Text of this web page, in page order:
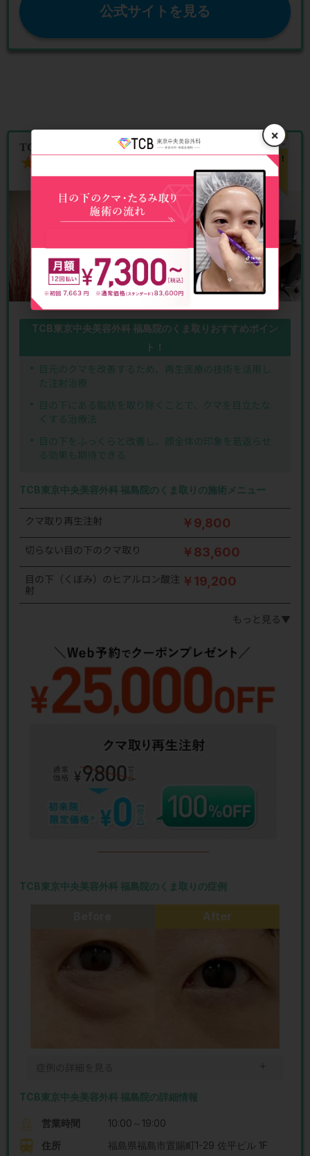
公式サイトを見る
TCB東京中央美容外科 福島院
★★★★★
★★★★★
TCB東京中央美容外科 福島院のくま取りおすすめポイン
ト！
目元のクマを改善するため、再生医療の技術を活用し
た注射治療
目の下にある脂肪を取り除くことで、クマを目立たな
くする治療法
目の下をふっくらと改善し、顔全体の印象を若返らせ
る効果も期待できる
TCB東京中央美容外科 福島院のくま取りの施術メニュー
クマ取り再生注射 ￥9,800
切らない目の下のクマ取り ￥83,600
目の下（くぼみ）のヒアルロン酸注
射
￥19,200
もっと見る▼
TCB東京中央美容外科 福島院のくま取りの症例
After
＋
TCB東京中央美容外科 福島院の詳細情報
営業時間
10:00～19:00
住所
福島県福島市置賜町1-29 佐平ビル 1F
×